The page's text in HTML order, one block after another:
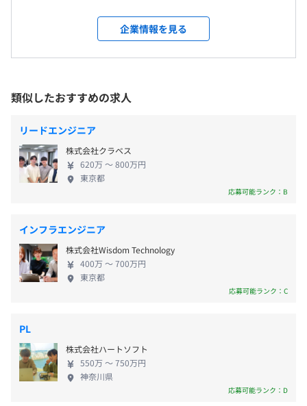
・1on1によるキャリ形成支援
OKR活用による成長支援に加えて、シンプルかつ個人の強
みを活かせる評価・プロモーション制度を構築していま
もらえる360度評価も組み込まれた設計です。
理念や行動指針に沿っているかを問う定性評価と職種別に
クリエイティブスキルを問う定量評価があります。
社員は現在約60名、そのうち約40名がエンジニアです。
受動喫煙防止措置に関する事項
・完全週休2日制（土日）
・特別有給休暇（結婚休暇など）
・通勤手当
年1回
年2回
など案件・ニーズに基づいた最適なプロフェッショ
ナル人材を提供するプロフェッショナルサービス事
業を展開しています。 ■システムインテグレーショ
クト開発事業 ■研究開発事業 「ゆたかな人生のきっ
かけを」を理念に掲げ、社員ひとりひとりにとって
のゆたかな人生の実現に近づける会社として制度・
環境づくりに取り組んでおり、Great Place to Work®️
では9年連続で「働きがいのある会社」として選出さ
れています。 組織の最大の強みは“人”という考えの
もと、社員が役員として新規事業の立ち上げに携わ
度を推進し、コンサルタントとして働きながら起業
や事業創出に挑戦できる環境を整備しています。 リ
モートワーク制度やコアタイムのないフルフレック
ス制度などを導入することで、個人と組織のパフォ
ーマンス及びバリュー発揮がもっとも高まる働き方
仲間と協力、連携しながら組織や事業の拡大に関わ
ることができます。
企業情報を見る
類似したおすすめの求人
リードエンジニア
株式会社クラベス
620万 〜 800万円
東京都
応募可能ランク：B
インフラエンジニア
株式会社Wisdom Technology
400万 〜 700万円
東京都
応募可能ランク：C
PL
株式会社ハートソフト
550万 〜 750万円
神奈川県
応募可能ランク：D